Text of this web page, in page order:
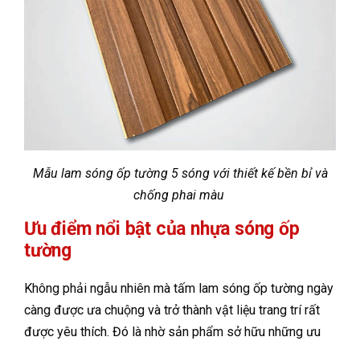
Mẫu lam sóng ốp tường 5 sóng với thiết kế bền bỉ và
chống phai màu
Ưu điểm nổi bật của nhựa sóng ốp
tường
Không phải ngẫu nhiên mà tấm lam sóng ốp tường ngày
càng được ưa chuộng và trở thành vật liệu trang trí rất
được yêu thích. Đó là nhờ sản phẩm sở hữu những ưu